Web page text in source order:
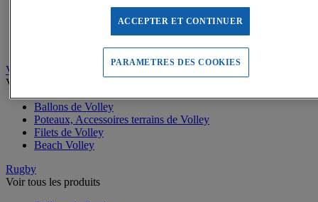
Filets de but de Hand
Accessoires d'entrainement de Handball
Accessoires buts de Hand
Volleyball
Voir tous les produits
Ballons de Volley
Poteaux, Accessoires terrains de Volley
Filets de Volley
Beach Volley
Rugby
Voir tous les produits
ACCEPTER ET CONTINUER
PARAMETRES DES COOKIES